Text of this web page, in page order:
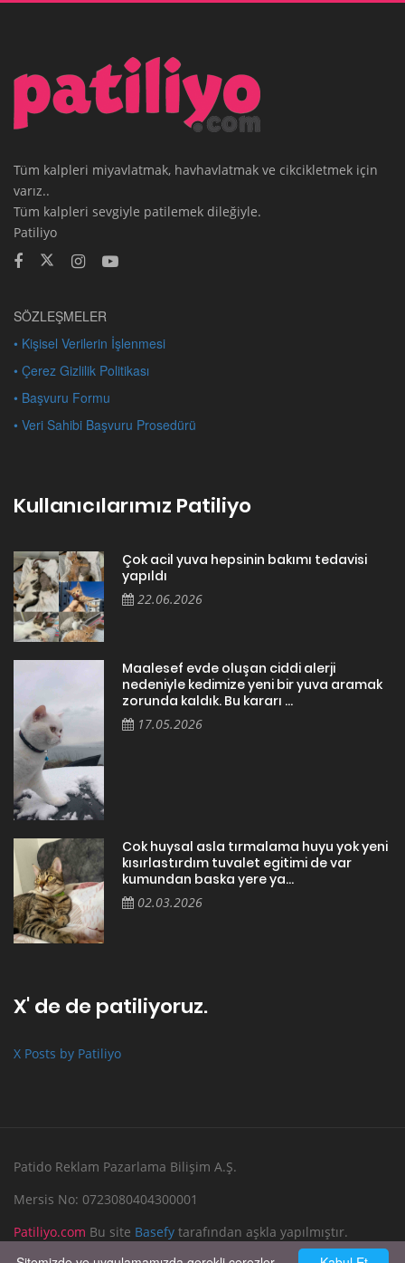
Tüm kalpleri miyavlatmak, havhavlatmak ve cikcikletmek için
varız..
Tüm kalpleri sevgiyle patilemek dileğiyle.
Patiliyo
SÖZLEŞMELER
• Kişisel Verilerin İşlenmesi
• Çerez Gizlilik Politikası
• Başvuru Formu
• Veri Sahibi Başvuru Prosedürü
Kullanıcılarımız Patiliyo
Çok acil yuva hepsinin bakımı tedavisi
yapıldı
22.06.2026
Maalesef evde oluşan ciddi alerji
nedeniyle kedimize yeni bir yuva aramak
zorunda kaldık. Bu kararı ...
17.05.2026
Cok huysal asla tırmalama huyu yok yeni
kısırlastırdım tuvalet egitimi de var
kumundan baska yere ya...
02.03.2026
X' de de patiliyoruz.
X Posts by Patiliyo
Patido Reklam Pazarlama Bilişim A.Ş.
Mersis No: 0723080404300001
Patiliyo.com Bu site Basefy tarafından aşkla yapılmıştır.